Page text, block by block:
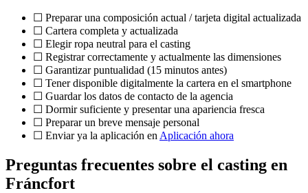
☐ Preparar una composición actual / tarjeta digital actualizada
☐ Cartera completa y actualizada
☐ Elegir ropa neutral para el casting
☐ Registrar correctamente y actualmente las dimensiones
☐ Garantizar puntualidad (15 minutos antes)
☐ Tener disponible digitalmente la cartera en el smartphone
☐ Guardar los datos de contacto de la agencia
☐ Dormir suficiente y presentar una apariencia fresca
☐ Preparar un breve mensaje personal
☐ Enviar ya la aplicación en Aplicación ahora
Preguntas frecuentes sobre el casting en
Fráncfort